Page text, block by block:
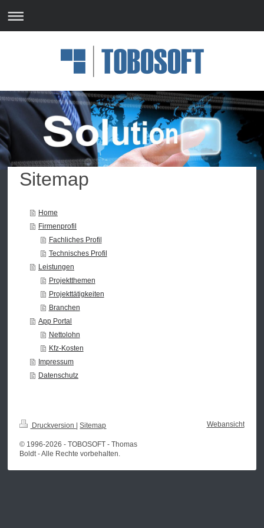
Sitemap
Home
Firmenprofil
Fachliches Profil
Technisches Profil
Leistungen
Projektthemen
Projekttätigkeiten
Branchen
App Portal
Nettolohn
Kfz-Kosten
Impressum
Datenschutz
Druckversion | Sitemap
© 1996-2026 - TOBOSOFT - Thomas
Boldt - Alle Rechte vorbehalten.
Webansicht